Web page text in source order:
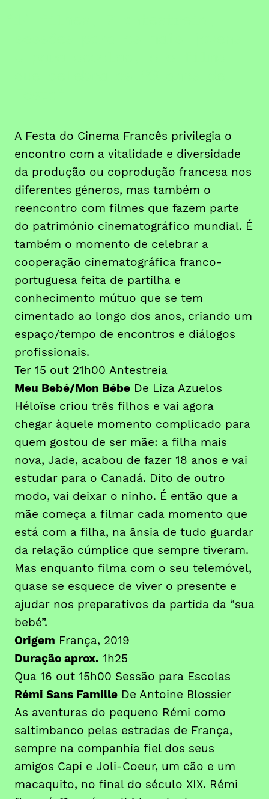
A Festa do Cinema Francês privilegia o
encontro com a vitalidade e diversidade
da produção ou coprodução francesa nos
diferentes géneros, mas também o
reencontro com filmes que fazem parte
do património cinematográfico mundial. É
também o momento de celebrar a
cooperação cinematográfica franco-
portuguesa feita de partilha e
conhecimento mútuo que se tem
cimentado ao longo dos anos, criando um
espaço/tempo de encontros e diálogos
profissionais.
Ter 15 out 21h00 Antestreia
Meu Bebé/Mon BébeDe Liza Azuelos
Héloïse criou três filhos e vai agora
chegar àquele momento complicado para
quem gostou de ser mãe: a filha mais
nova, Jade, acabou de fazer 18 anos e vai
estudar para o Canadá. Dito de outro
modo, vai deixar o ninho. É então que a
mãe começa a filmar cada momento que
está com a filha, na ânsia de tudo guardar
da relação cúmplice que sempre tiveram.
Mas enquanto filma com o seu telemóvel,
quase se esquece de viver o presente e
ajudar nos preparativos da partida da “sua
bebé”.
Origem França, 2019
Duração aprox. 1h25
Qua 16 out 15h00 Sessão para Escolas
Rémi Sans FamilleDe Antoine Blossier
As aventuras do pequeno Rémi como
saltimbanco pelas estradas de França,
sempre na companhia fiel dos seus
amigos Capi e Joli-Coeur, um cão e um
macaquito, no final do século XIX. Rémi